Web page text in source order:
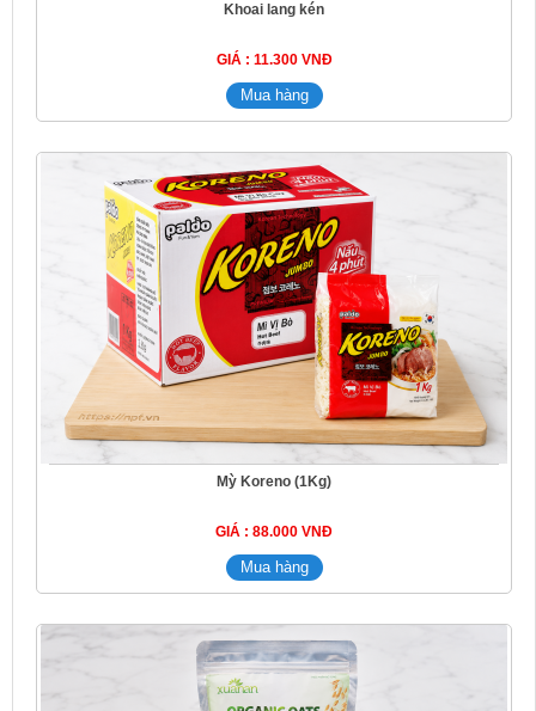
Khoai lang kén
GIÁ : 11.300 VNĐ
Mỳ Koreno (1Kg)
GIÁ : 88.000 VNĐ